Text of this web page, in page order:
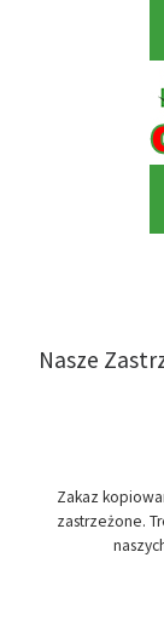
Nasze
Zakaz
zastrzeżone.